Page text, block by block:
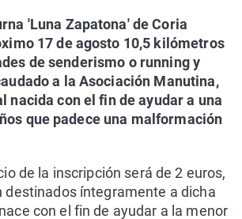
'Luna Zapatona' de Coria
17 de agosto 10,5 kilómetros
de senderismo o running y
a la Asociación Manutina,
nacida con el fin de ayudar a una
que padece una malformación
de la inscripción será de 2 euros,
destinados íntegramente a dicha
con el fin de ayudar a la menor